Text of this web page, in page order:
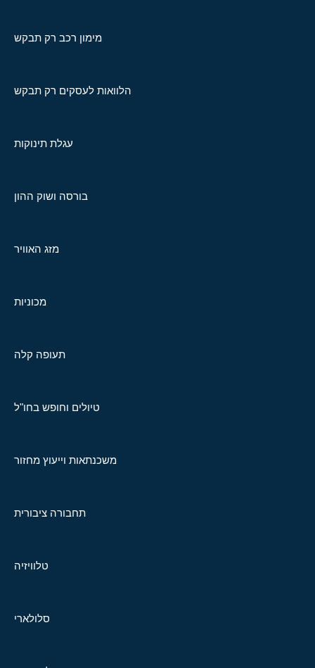
מימון רכב רק תבקש
הלוואות לעסקים רק תבקש
עגלת תינוקות
בורסה ושוק ההון
מזג האוויר
מכוניות
תעופה קלה
טיולים וחופש בחו"ל
משכנתאות וייעוץ מחזור
תחבורה ציבורית
טלוויזיה
סלולארי